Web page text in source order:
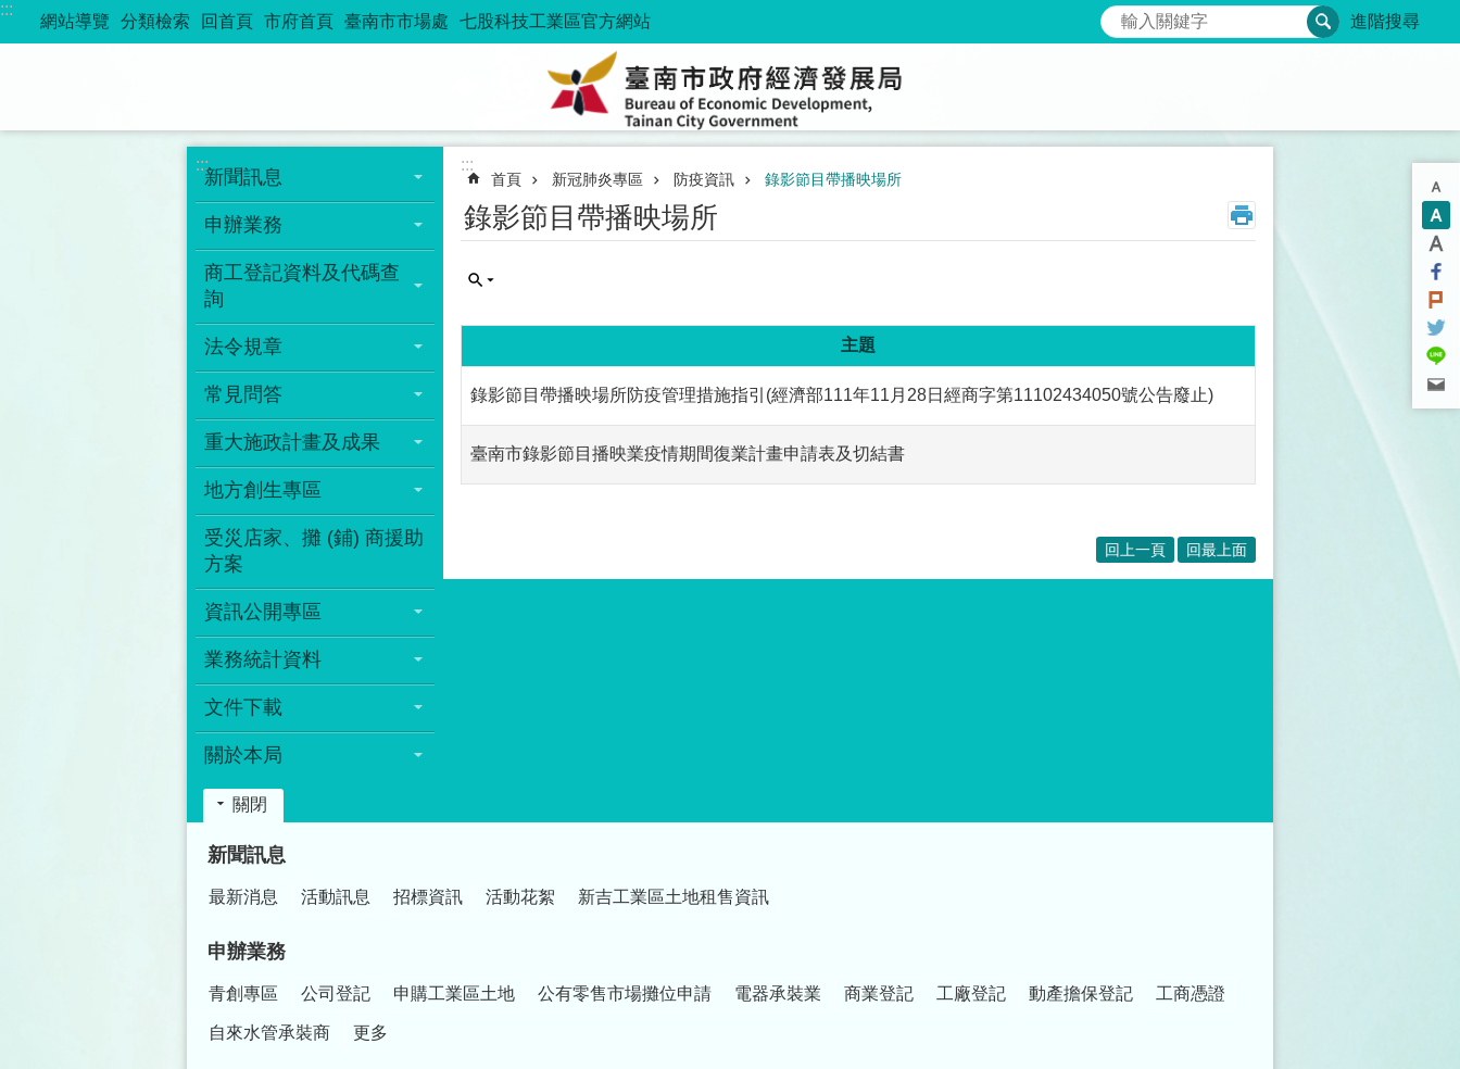
跳到主要內容區塊
:::
網站導覽 分類檢索 回首頁 市府首頁 臺南市市場處 七股科技工業區官方網站 搜尋 進階搜尋
:::
新聞訊息
申辦業務
商工登記資料及代碼查
詢
法令規章
常見問答
重大施政計畫及成果
地方創生專區
受災店家、攤 (鋪) 商援助
方案
資訊公開專區
業務統計資料
文件下載
關於本局
:::
首頁 新冠肺炎專區 防疫資訊 錄影節目帶播映場所
錄影節目帶播映場所
主題
錄影節目帶播映場所防疫管理措施指引(經濟部111年11月28日經商字第11102434050號公告廢止)
臺南市錄影節目播映業疫情期間復業計畫申請表及切結書
回上一頁 回最上面
關閉
新聞訊息
最新消息 活動訊息 招標資訊 活動花絮 新吉工業區土地租售資訊
申辦業務
青創專區 公司登記 申購工業區土地 公有零售市場攤位申請 電器承裝業 商業登記 工廠登記 動產擔保登記 工商憑證
自來水管承裝商 更多